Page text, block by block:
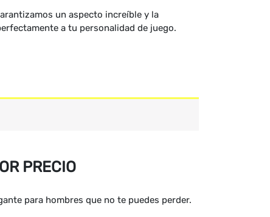
un aspecto increíble y la
a tu personalidad de juego.
PRECIO
para hombres que no te puedes perder.